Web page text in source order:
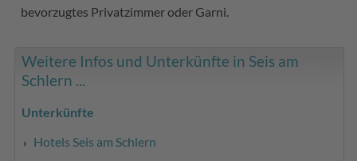
bevorzugtes Privatzimmer oder Garni.
Weitere Infos und Unterkünfte in Seis am
Schlern ...
Unterkünfte
Hotels Seis am Schlern